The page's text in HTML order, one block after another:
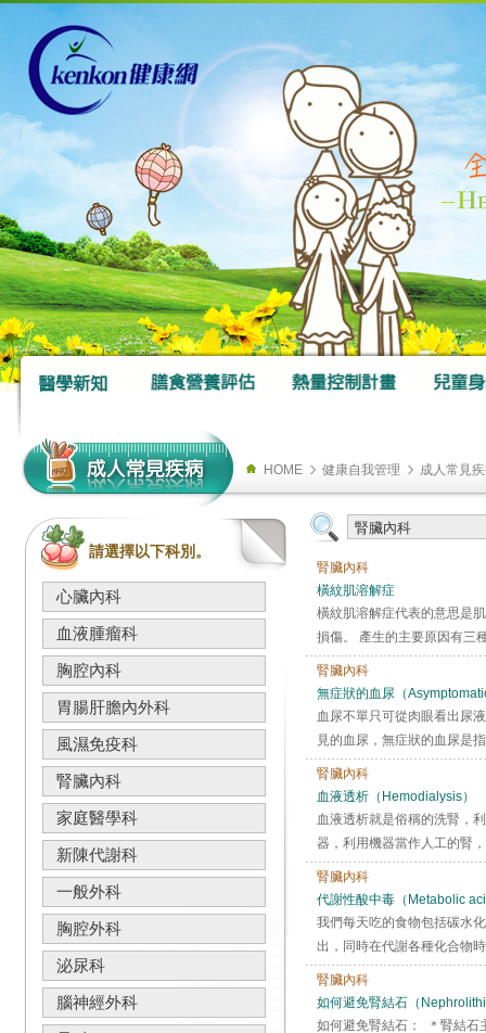
HOME 健康自我管理 成人常見
請選擇以下科別。
心臟內科
血液腫瘤科
胸腔內科
胃腸肝膽內外科
風濕免疫科
腎臟內科
家庭醫學科
新陳代謝科
一般外科
胸腔外科
泌尿科
腦神經外科
腎臟內科
橫紋肌溶解症
橫紋肌溶解症代表的意思是
損傷。 產生的主要原因有三
腎臟內科
無症狀的血尿（
血尿不單只可從肉眼看出尿
見的血尿，無症狀的血尿是
腎臟內科
血液透析（Hemodialysis）
血液透析就是俗稱的洗腎，
器，利用機器當作人工的腎
腎臟內科
代謝性酸中毒（Metabolic
我們每天吃的食物包括碳水
出，同時在代謝各種化合物
腎臟內科
如何避免腎結石（
如何避免腎結石： ＊腎結石